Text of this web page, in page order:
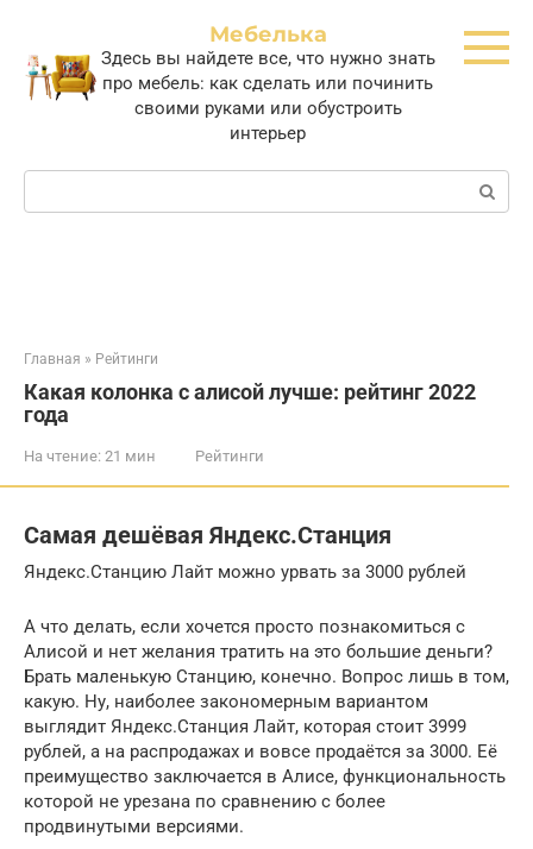
контенту
Мебелька
Здесь вы найдете все, что нужно знать
про мебель: как сделать или починить
своими руками или обустроить
интерьер
Поиск:
Главная » Рейтинги
Какая колонка с алисой лучше: рейтинг 2022
года
На чтение: 21 мин Рейтинги
Самая дешёвая Яндекс.Станция
Яндекс.Станцию Лайт можно урвать за 3000 рублей
А что делать, если хочется просто познакомиться с
Алисой и нет желания тратить на это большие деньги?
Брать маленькую Станцию, конечно. Вопрос лишь в том,
какую. Ну, наиболее закономерным вариантом
выглядит Яндекс.Станция Лайт, которая стоит 3999
рублей, а на распродажах и вовсе продаётся за 3000. Её
преимущество заключается в Алисе, функциональность
которой не урезана по сравнению с более
продвинутыми версиями.